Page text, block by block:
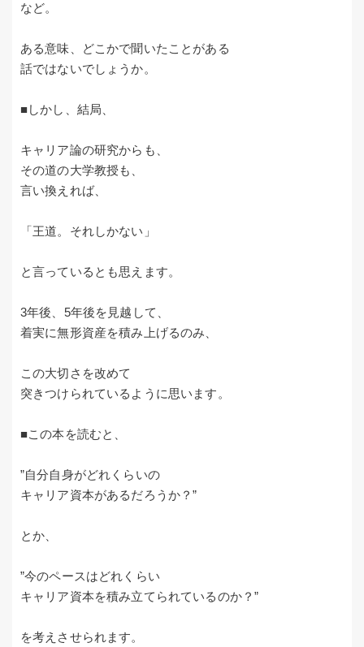
など。
ある意味、どこかで聞いたことがある
話ではないでしょうか。
■しかし、結局、
キャリア論の研究からも、
その道の大学教授も、
言い換えれば、
「王道。それしかない」
と言っているとも思えます。
3年後、5年後を見越して、
着実に無形資産を積み上げるのみ、
この大切さを改めて
突きつけられているように思います。
■この本を読むと、
”自分自身がどれくらいの
キャリア資本があるだろうか？”
とか、
”今のペースはどれくらい
キャリア資本を積み立てられているのか？”
を考えさせられます。